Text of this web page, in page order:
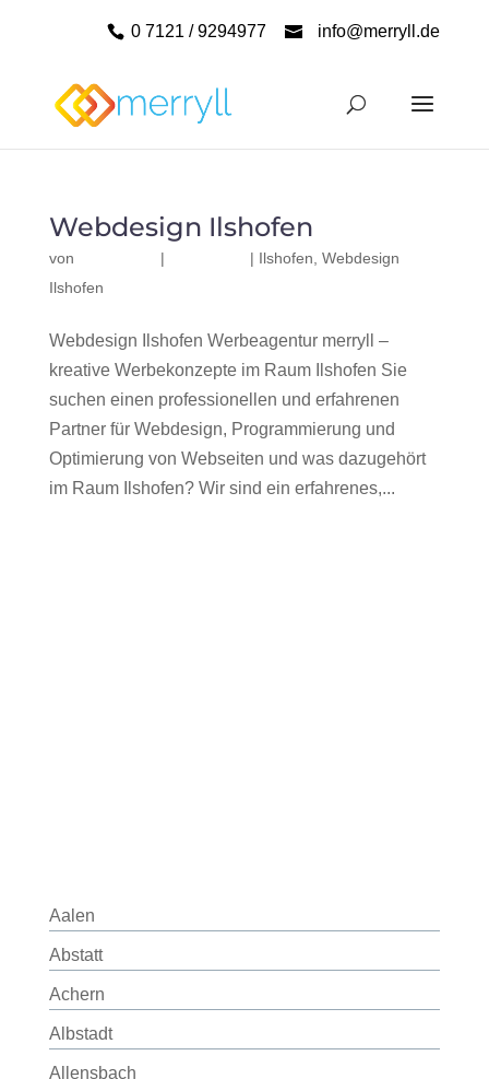
0 7121 / 9294977 info@merryll.de
Webdesign Ilshofen
von | | Ilshofen Webdesign
Ilshofen
Webdesign Ilshofen Werbeagentur merryll –
kreative Werbekonzepte im Raum Ilshofen Sie
suchen einen professionellen und erfahrenen
Partner für Webdesign, Programmierung und
Optimierung von Webseiten und was dazugehört
im Raum Ilshofen? Wir sind ein erfahrenes,...
Aalen
Abstatt
Achern
Albstadt
Allensbach